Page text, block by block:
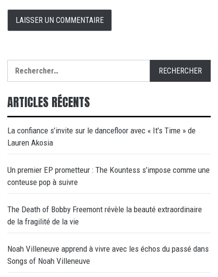
ARTICLES RÉCENTS
La confiance s’invite sur le dancefloor avec « It’s Time » de
Lauren Akosia
Un premier EP prometteur : The Kountess s’impose comme une
conteuse pop à suivre
The Death of Bobby Freemont révèle la beauté extraordinaire
de la fragilité de la vie
Noah Villeneuve apprend à vivre avec les échos du passé dans
Songs of Noah Villeneuve